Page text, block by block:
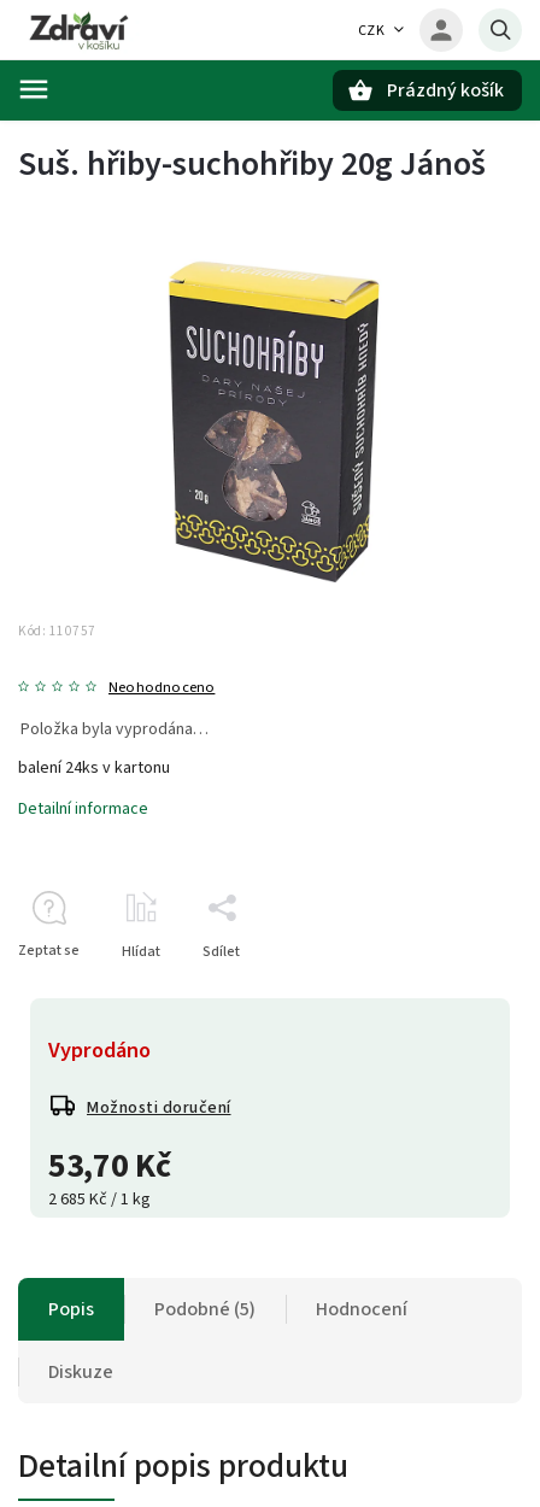
CZK
Prázdný košík
Suš. hřiby-suchohřiby 20g Jánoš
Kód: 110757
Neohodnoceno
53,70 Kč
2 685 Kč / 1 kg
Vyprodáno
Možnosti doručení
Položka byla vyprodána…
balení 24ks v kartonu
Detailní informace
Zeptat se Hlídat Sdílet
Popis Podobné (5) Hodnocení
Diskuze
Detailní popis produktu